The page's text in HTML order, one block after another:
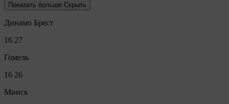
Показать больше Скрыть
Динамо Брест
16 27
Гомель
16 26
Минск